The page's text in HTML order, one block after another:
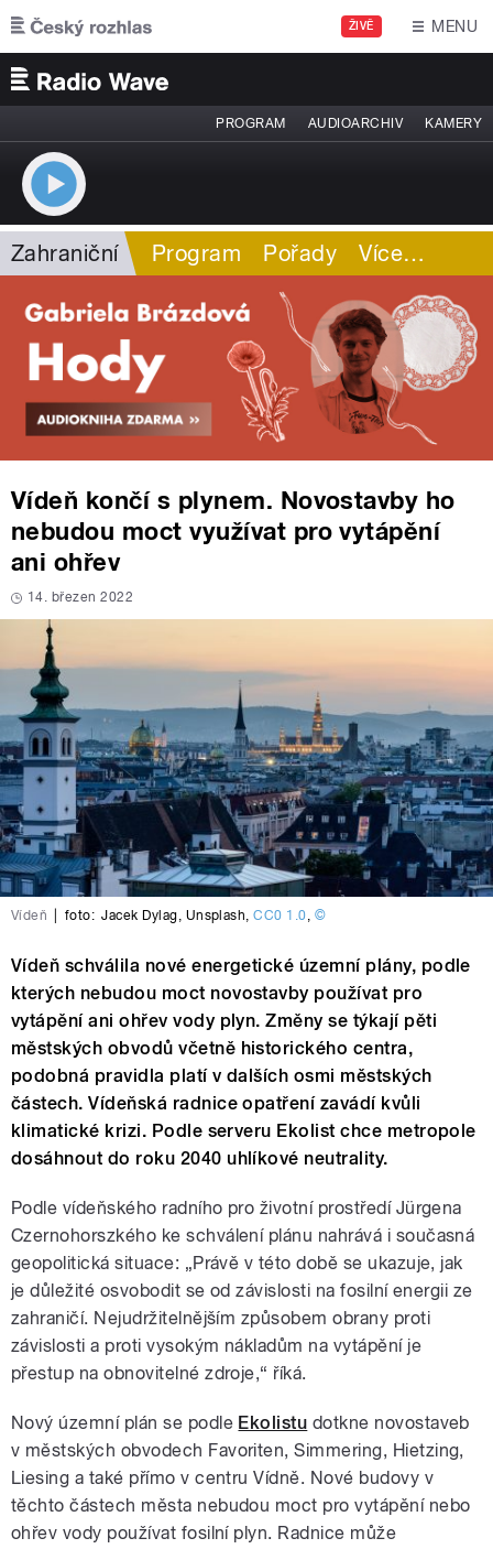
Přejít k hlavnímu obsahu
ŽIVĚ MENU
PROGRAM AUDIOARCHIV KAMERY
Zahraniční Program Pořady Více…
Vídeň končí s plynem. Novostavby ho
nebudou moct využívat pro vytápění
ani ohřev
14. březen 2022
Vídeň foto: Jacek Dylag, Unsplash,CC0 1.0, ©
Vídeň schválila nové energetické územní plány, podle
kterých nebudou moct novostavby používat pro
vytápění ani ohřev vody plyn. Změny se týkají pěti
městských obvodů včetně historického centra,
podobná pravidla platí v dalších osmi městských
částech. Vídeňská radnice opatření zavádí kvůli
klimatické krizi. Podle serveru Ekolist chce metropole
dosáhnout do roku 2040 uhlíkové neutrality.
Podle vídeňského radního pro životní prostředí Jürgena
Czernohorszkého ke schválení plánu nahrává i současná
geopolitická situace: „Právě v této době se ukazuje, jak
je důležité osvobodit se od závislosti na fosilní energii ze
zahraničí. Nejudržitelnějším způsobem obrany proti
závislosti a proti vysokým nákladům na vytápění je
přestup na obnovitelné zdroje,“ říká.
Nový územní plán se podle Ekolistu dotkne novostaveb
v městských obvodech Favoriten, Simmering, Hietzing,
Liesing a také přímo v centru Vídně. Nové budovy v
těchto částech města nebudou moct pro vytápění nebo
ohřev vody používat fosilní plyn. Radnice může